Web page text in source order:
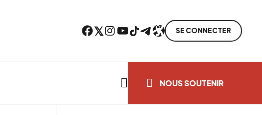
Facebook Twitter Instagram YouTube TikTok TelegramLien SE CONNECTER
NOUS SOUTENIR